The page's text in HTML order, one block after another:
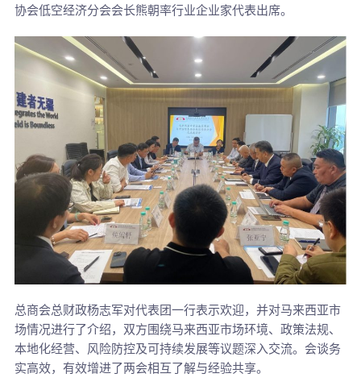
协会低空经济分会会长熊朝率行业企业家代表出席。
总商会总财政杨志军对代表团一行表示欢迎，并对马来西亚市
场情况进行了介绍，双方围绕马来西亚市场环境、政策法规、
本地化经营、风险防控及可持续发展等议题深入交流。会谈务
实高效，有效增进了两会相互了解与经验共享。